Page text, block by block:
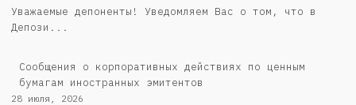
Уважаемые депоненты! Уведомляем Вас о том, что в
Депози...
Сообщения о корпоративных действиях по ценным
бумагам иностранных эмитентов
28 июля, 2026